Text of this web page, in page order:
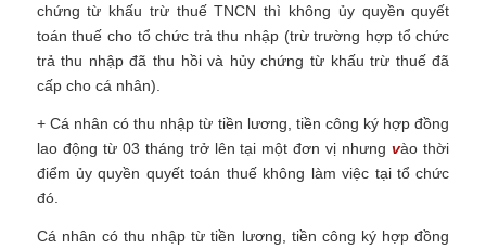
chứng từ khấu trừ thuế TNCN thì không ủy quyền quyết
toán thuế cho tổ chức trả thu nhập (trừ trường hợp tổ chức
trả thu nhập đã thu hồi và hủy chứng từ khấu trừ thuế đã
cấp cho cá nhân).
+ Cá nhân có thu nhập từ tiền lương, tiền công ký hợp đồng
lao động từ 03 tháng trở lên tại một đơn vị nhưngvào thời
điểm ủy quyền quyết toán thuế không làm việc tại tổ chức
đó.
Cá nhân có thu nhập từ tiền lương, tiền công ký hợp đồng